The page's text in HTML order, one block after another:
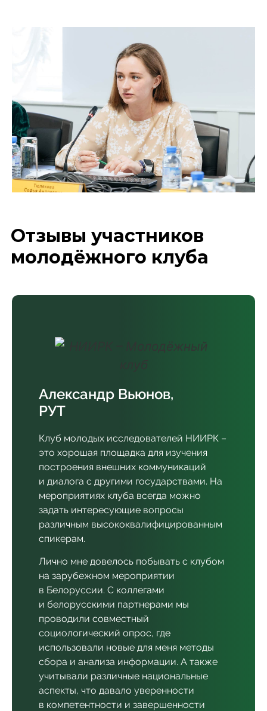
Отзывы участников
молодёжного клуба
Александр Вьюнов,
РУТ
Клуб молодых исследователей НИИРК –
это хорошая площадка для изучения
построения внешних коммуникаций
и диалога с другими государствами. На
мероприятиях клуба всегда можно
задать интересующие вопросы
различным высококвалифицированным
спикерам.
Лично мне довелось побывать с клубом
на зарубежном мероприятии
в Белоруссии. С коллегами
и белорусскими партнерами мы
проводили совместный
социологический опрос, где
использовали новые для меня методы
сбора и анализа информации. А также
учитывали различные национальные
аспекты, что давало уверенности
в компетентности и завершенности